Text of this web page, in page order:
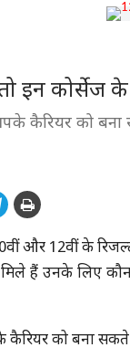
इन कोर्सेज
कैरियर को
और 12वीं के
हैं उनके लिए
कैरियर को बना